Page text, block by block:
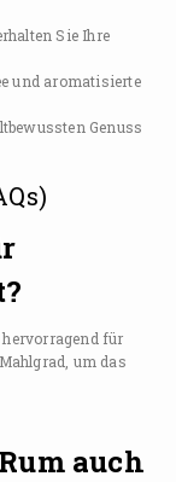
Sie Ihre
und aromatisierte
Genuss
für
um das
auch